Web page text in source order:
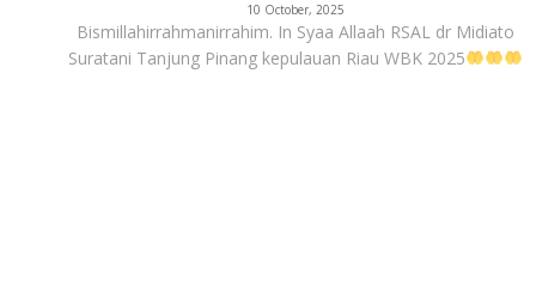
10 October, 2025
Bismillahirrahmanirrahim. In Syaa Allaah RSAL dr Midiato
Suratani Tanjung Pinang kepulauan Riau WBK 2025